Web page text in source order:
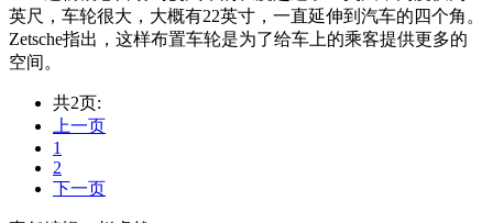
英尺，车轮很大，大概有22英寸，一直延伸到汽车的四个角。
Zetsche指出，这样布置车轮是为了给车上的乘客提供更多的
空间。
共2页:
上一页
1
2
下一页